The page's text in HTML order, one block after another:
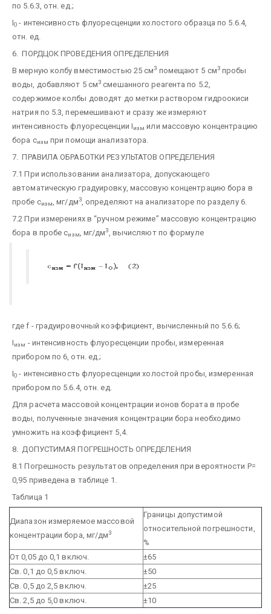
по 5.6.3, отн. ед.;
I0 - интенсивность флуоресценции холостого образца по 5.6.4,
отн. ед.
6. ПОРДЦОК ПРОВЕДЕНИЯ ОПРЕДЕЛЕНИЯ
В мерную колбу вместимостью 25 см3 помещают 5 см3пробы
воды, добавляют 5 см3 смешанного реагента по 5.2,
содержимое колбы доводят до метки раствором гидроокиси
натрия по 5.3, перемешивают и сразу же измеряют
интенсивность флуоресценции Iизм или массовую концентрацию
бора сизм при помощи анализатора.
7. ПРАВИЛА ОБРАБОТКИ РЕЗУЛЬТАТОВ ОПРЕДЕЛЕНИЯ
7.1 При использовании анализатора, допускающего
автоматическую градуировку, массовую концентрацию бора в
пробе сизм , мг/дм3, определяют на анализаторе по разделу 6.
7.2 При измерениях в “ручном режиме” массовую концентрацию
бора в пробе сизм , мг/дм3 , вычисляют по формуле
где f - градуировочный коэффициент, вычисленный по 5.6.6;
Iизм - интенсивность флуоресценции пробы, измеренная
прибором по 6, отн. ед.;
I0 - интенсивность флуоресценции холостой пробы, измеренная
прибором по 5.6.4, отн. ед.
Для расчета массовой концентрации ионов бората в пробе
воды, полученные значения концентрации бора необходимо
умножить на коэффициент 5,4.
8. ДОПУСТИМАЯ ПОГРЕШНОСТЬ ОПРЕДЕЛЕНИЯ
8.1 Погрешность результатов определения при вероятности Р=
0,95 приведена в таблице 1.
Таблица 1
Диапазон измеряемое массовой
концентрации бора, мг/дм3
Границы допустимой
относительной погрешности,
%
От 0,05 до 0,1 включ.
±65
Св. 0,1 до 0,5 включ.
±50
Св. 0,5 до 2,5 включ.
±25
Св. 2,5 до 5,0 включ.
±10